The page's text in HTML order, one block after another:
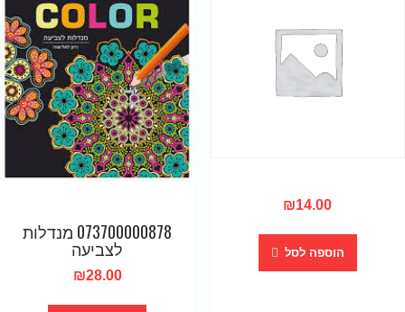
₪14.00
הוספה לסל
073700000878 מנדלות
לצביעה
₪28.00